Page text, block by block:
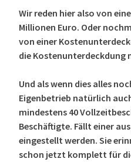
Wir reden hier also von
Millionen Euro. Oder
von einer
die Kostenunterdeckdung
Und als wenn dies alles
Eigenbetrieb natürlich
mindestens 40
Beschäftigte. Fällt einer
eingestellt werden. Sie
schon jetzt komplett für